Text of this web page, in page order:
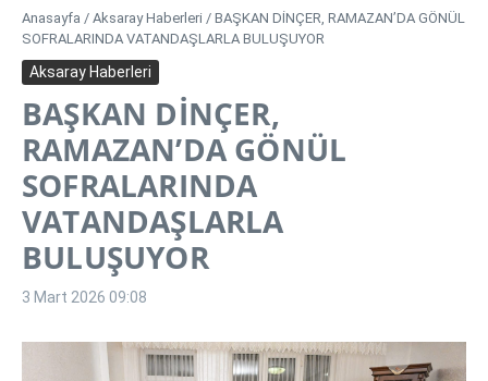
Anasayfa / Aksaray Haberleri / BAŞKAN DİNÇER, RAMAZAN’DA GÖNÜL
SOFRALARINDA VATANDAŞLARLA BULUŞUYOR
Aksaray Haberleri
BAŞKAN DİNÇER,
RAMAZAN’DA GÖNÜL
SOFRALARINDA
VATANDAŞLARLA
BULUŞUYOR
3 Mart 2026 09:08